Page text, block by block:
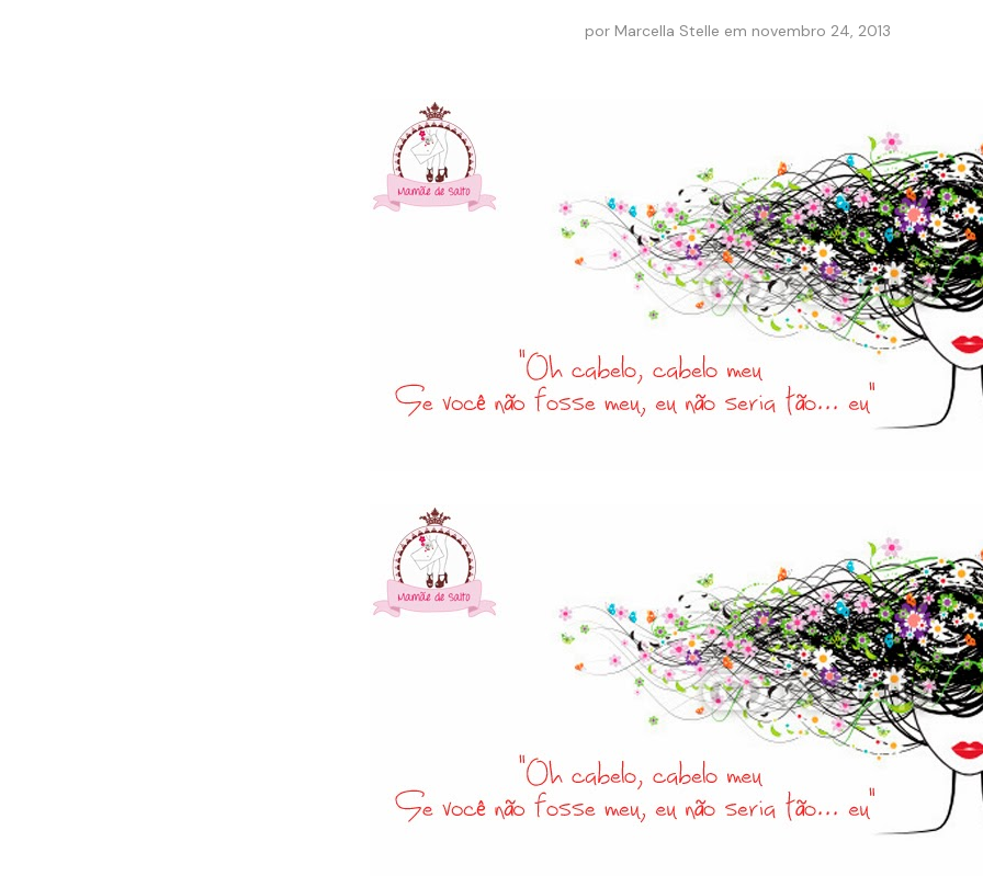
por Marcella Stelle em novembro 24, 2013